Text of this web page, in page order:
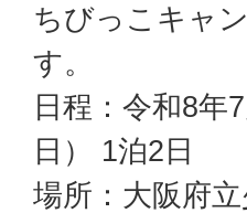
ちびっこキャ
す。
日程：令和8年
日） 1泊2日
場所：大阪府